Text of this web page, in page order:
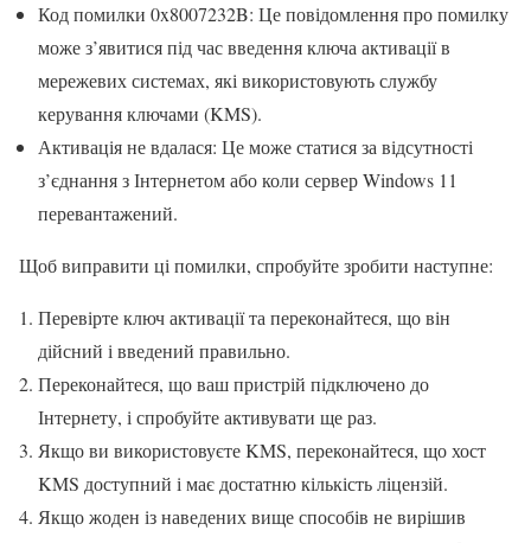
Код помилки 0x8007232B: Це повідомлення про помилку
може з’явитися під час введення ключа активації в
мережевих системах, які використовують службу
керування ключами (KMS).
Активація не вдалася: Це може статися за відсутності
з’єднання з Інтернетом або коли сервер Windows 11
перевантажений.
Щоб виправити ці помилки, спробуйте зробити наступне:
Перевірте ключ активації та переконайтеся, що він
дійсний і введений правильно.
Переконайтеся, що ваш пристрій підключено до
Інтернету, і спробуйте активувати ще раз.
Якщо ви використовуєте KMS, переконайтеся, що хост
KMS доступний і має достатню кількість ліцензій.
Якщо жоден із наведених вище способів не вирішив